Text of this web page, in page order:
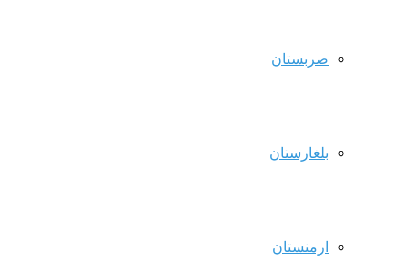
صربستان
بلغارستان
ارمنستان